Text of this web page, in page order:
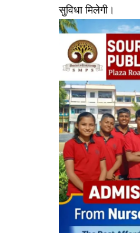
सुविधा मिलेगी।